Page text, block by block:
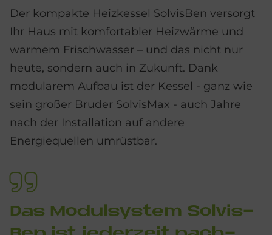
Der kompakte Heizkessel SolvisBen versorgt
Ihr Haus mit komfortabler Heizwärme und
warmem Frischwasser – und das nicht nur
heute, sondern auch in Zukunft. Dank
modularem Aufbau ist der Kessel - ganz wie
sein großer Bruder SolvisMax - auch Jahre
nach der Installation auf andere
Energiequellen umrüstbar.
Das Mo­dul­sy­stem Sol­vis­